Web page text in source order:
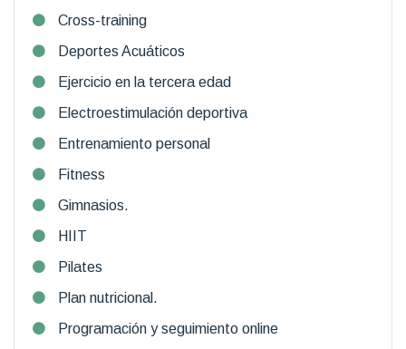
Cross-training
Deportes Acuáticos
Ejercicio en la tercera edad
Electroestimulación deportiva
Entrenamiento personal
Fitness
Gimnasios.
HIIT
Pilates
Plan nutricional.
Programación y seguimiento online